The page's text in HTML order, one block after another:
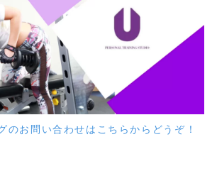
のお問い合わせはこちらからどうぞ！